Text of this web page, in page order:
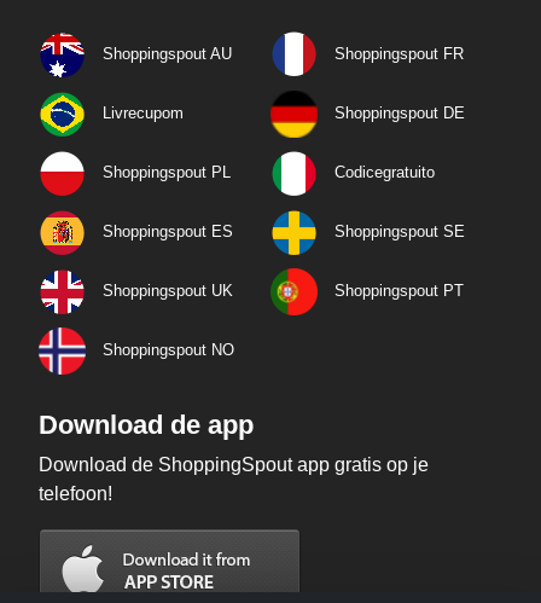
Shoppingspout AU Shoppingspout FR
Livrecupom Shoppingspout DE
Shoppingspout PL Codicegratuito
Shoppingspout ES Shoppingspout SE
Shoppingspout UK Shoppingspout PT
Shoppingspout NO
Download de app
Download de ShoppingSpout app gratis op je
telefoon!